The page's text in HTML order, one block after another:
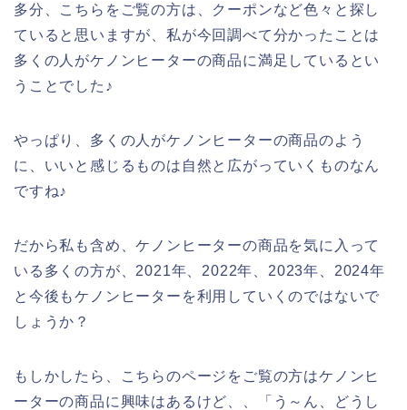
多分、こちらをご覧の方は、クーポンなど色々と探し
ていると思いますが、私が今回調べて分かったことは
多くの人がケノンヒーターの商品に満足しているとい
うことでした♪
やっぱり、多くの人がケノンヒーターの商品のよう
に、いいと感じるものは自然と広がっていくものなん
ですね♪
だから私も含め、ケノンヒーターの商品を気に入って
いる多くの方が、2021年、2022年、2023年、2024年
と今後もケノンヒーターを利用していくのではないで
しょうか？
もしかしたら、こちらのページをご覧の方はケノンヒ
ーターの商品に興味はあるけど、、「う～ん、どうし